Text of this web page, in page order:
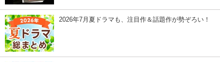
2026年7月夏ドラマも、注目作＆話題作が勢ぞろい！